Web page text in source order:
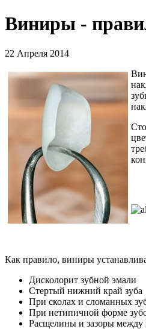
Виниры -
22 Апреля 2014
Как правило, виниры
Дисколорит зубной эмали
Стертый нижний край зуба
При сколах и сломанных
При нетипичной форме
Расщелины и зазоры